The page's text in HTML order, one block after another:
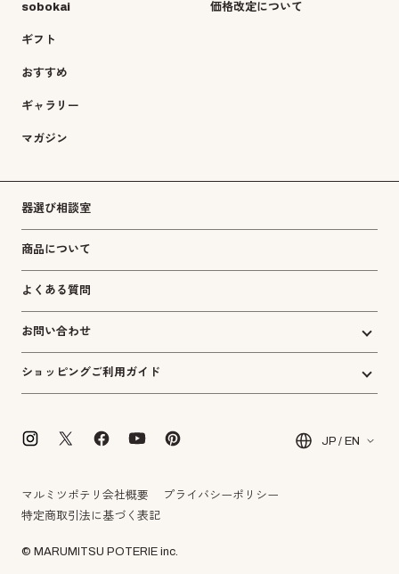
sobokai
ギフト
おすすめ
ギャラリー
マガジン
価格改定について
器選び相談室
商品について
よくある質問
お問い合わせ
ショッピングご利用ガイド
JP / EN
マルミツポテリ会社概要
プライバシーポリシー
特定商取引法に基づく表記
© MARUMITSU POTERIE inc.